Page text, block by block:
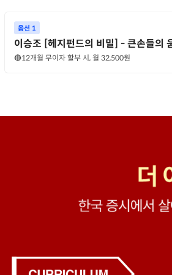
옵션 1
이승조 [헤지펀드의 비밀] - 큰손들의
🔴12개월 무이자 할부 시, 월 32,500원